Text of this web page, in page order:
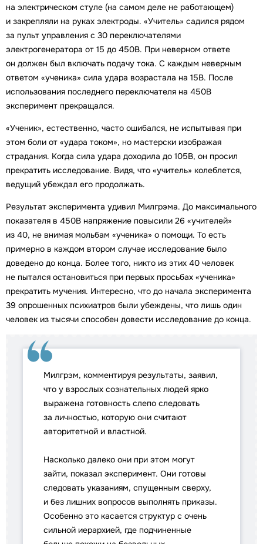
на электрическом стуле (на самом деле не работающем)
и закрепляли на руках электроды. «Учитель» садился рядом
за пульт управления с 30 переключателями
электрогенератора от 15 до 450В. При неверном ответе
он должен был включать подачу тока. С каждым неверным
ответом «ученика» сила удара возрастала на 15В. После
использования последнего переключателя на 450В
эксперимент прекращался.
«Ученик», естественно, часто ошибался, не испытывая при
этом боли от «удара током», но мастерски изображая
страдания. Когда сила удара доходила до 105В, он просил
прекратить исследование. Видя, что «учитель» колеблется,
ведущий убеждал его продолжать.
Результат эксперимента удивил Милгрэма. До максимального
показателя в 450В напряжение повысили 26 «учителей»
из 40, не внимая мольбам «ученика» о помощи. То есть
примерно в каждом втором случае исследование было
доведено до конца. Более того, никто из этих 40 человек
не пытался остановиться при первых просьбах «ученика»
прекратить мучения. Интересно, что до начала эксперимента
39 опрошенных психиатров были убеждены, что лишь один
человек из тысячи способен довести исследование до конца.
Милгрэм, комментируя результаты, заявил,
что у взрослых сознательных людей ярко
выражена готовность слепо следовать
за личностью, которую они считают
авторитетной и властной.
Насколько далеко они при этом могут
зайти, показал эксперимент. Они готовы
следовать указаниям, спущенным сверху,
и без лишних вопросов выполнять приказы.
Особенно это касается структур с очень
сильной иерархией, где подчиненные